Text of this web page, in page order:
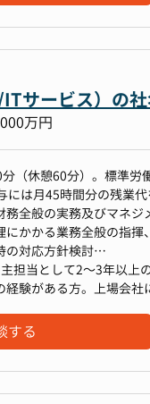
する成果
ップ
年次決算、開示
監査法人対応
理、改善方針の立案
の業務改善についての統
経理チームの役割分担や
の課題事項も、コーポ
理責任者としての希少な
意思決定の裏側にアクセ
サービス）の
万円
（休憩60分）。標準
は月45時間分の残業代
全般の実務及びマネジ
にかかる業務全般の指揮
の対応方針検討
き
切の業務
担当として2〜3年以上
験がある方。上場会社
する